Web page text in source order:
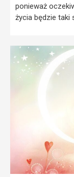
ponieważ
życia będzie taki